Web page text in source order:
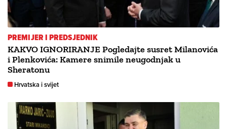
PREMIJER I PREDSJEDNIK
KAKVO IGNORIRANJE Pogledajte susret Milanovića
i Plenkovića: Kamere snimile neugodnjak u
Sheratonu
Hrvatska i svijet